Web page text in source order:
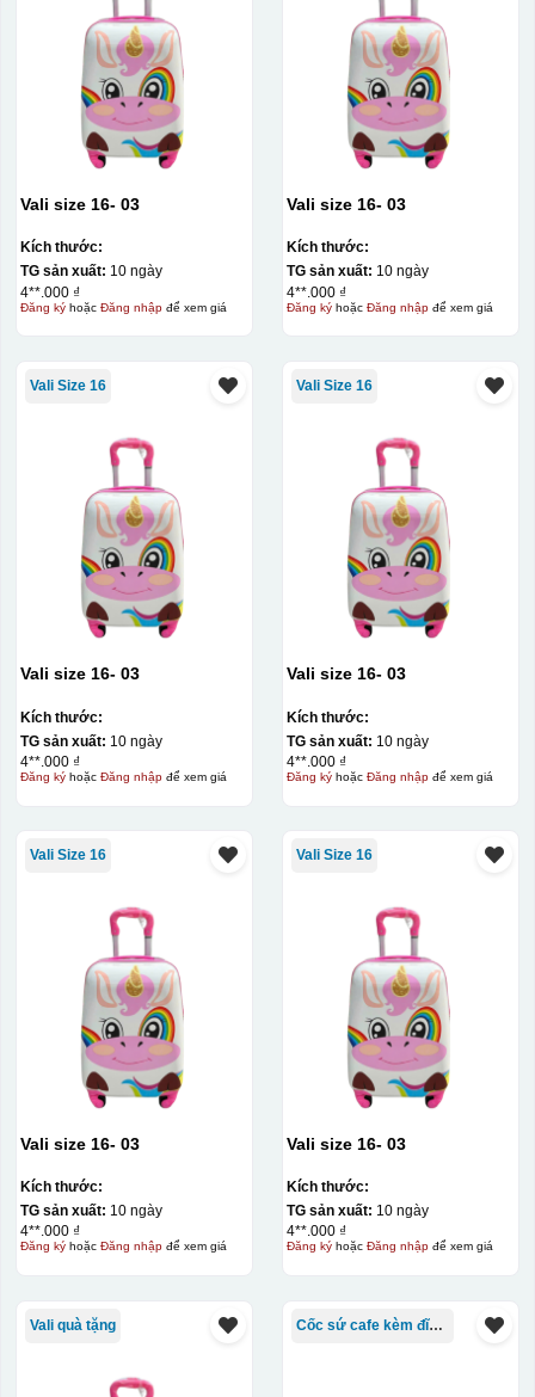
Vali size 16- 03
Kích thước:
TG sản xuất: 10 ngày
4**.000 ₫
Đăng kýhoặc Đăng nhậpđể xem giá
Vali size 16- 03
Kích thước:
TG sản xuất: 10 ngày
4**.000 ₫
Đăng kýhoặc Đăng nhậpđể xem giá
Vali Size 16
Vali size 16- 03
Kích thước:
TG sản xuất: 10 ngày
4**.000 ₫
Đăng kýhoặc Đăng nhậpđể xem giá
Vali Size 16
Vali size 16- 03
Kích thước:
TG sản xuất: 10 ngày
4**.000 ₫
Đăng kýhoặc Đăng nhậpđể xem giá
Vali Size 16
Vali size 16- 03
Kích thước:
TG sản xuất: 10 ngày
4**.000 ₫
Đăng kýhoặc Đăng nhậpđể xem giá
Vali Size 16
Vali size 16- 03
Kích thước:
TG sản xuất: 10 ngày
4**.000 ₫
Đăng kýhoặc Đăng nhậpđể xem giá
Vali quà tặng Cốc sứ cafe kèm đĩa Bát Tràng